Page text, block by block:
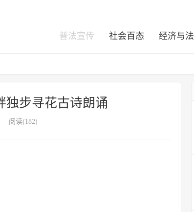
普法宣传 社会百态 经济与法
独步寻花古诗朗诵
阅读(182)